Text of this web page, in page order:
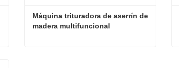
Máquina trituradora de aserrín de
madera multifuncional